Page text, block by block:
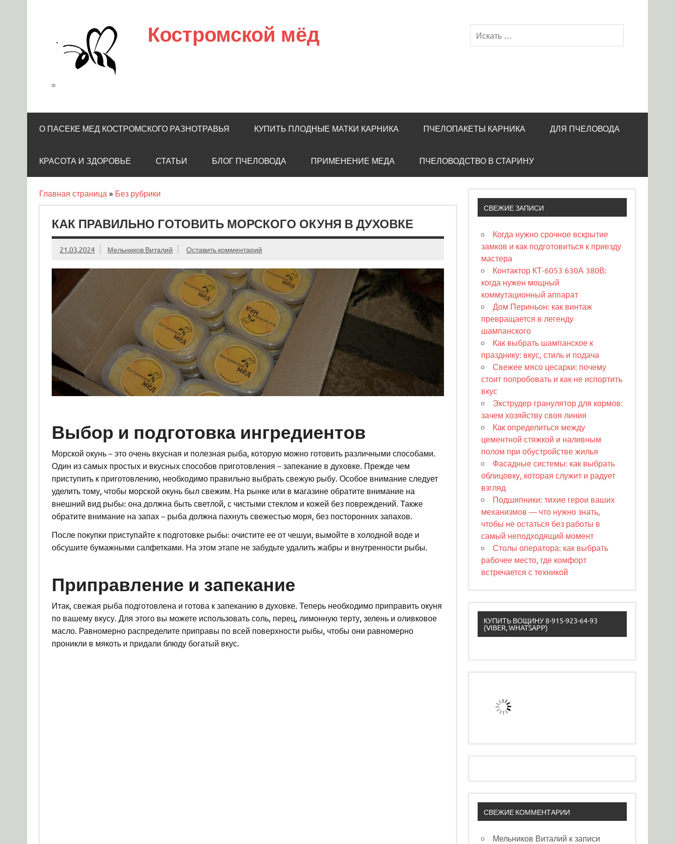
Костромской мёд
=
О ПАСЕКЕ МЕД КОСТРОМСКОГО РАЗНОТРАВЬЯ КУПИТЬ ПЛОДНЫЕ МАТКИ КАРНИКА ПЧЕЛОПАКЕТЫ КАРНИКА ДЛЯ ПЧЕЛОВОДА
КРАСОТА И ЗДОРОВЬЕ СТАТЬИ БЛОГ ПЧЕЛОВОДА ПРИМЕНЕНИЕ МЕДА ПЧЕЛОВОДСТВО В СТАРИНУ
Главная страница » Без рубрики
КАК ПРАВИЛЬНО ГОТОВИТЬ МОРСКОГО ОКУНЯ В ДУХОВКЕ
21.03.2024 Мельников Виталий Оставить комментарий
Выбор и подготовка ингредиентов
Морской окунь – это очень вкусная и полезная рыба, которую можно готовить различными способами.
Один из самых простых и вкусных способов приготовления – запекание в духовке. Прежде чем
приступить к приготовлению, необходимо правильно выбрать свежую рыбу. Особое внимание следует
уделить тому, чтобы морской окунь был свежим. На рынке или в магазине обратите внимание на
внешний вид рыбы: она должна быть светлой, с чистыми стеклом и кожей без повреждений. Также
обратите внимание на запах – рыба должна пахнуть свежестью моря, без посторонних запахов.
После покупки приступайте к подготовке рыбы: очистите ее от чешуи, вымойте в холодной воде и
обсушите бумажными салфетками. На этом этапе не забудьте удалить жабры и внутренности рыбы.
Приправление и запекание
Итак, свежая рыба подготовлена и готова к запеканию в духовке. Теперь необходимо приправить окуня
по вашему вкусу. Для этого вы можете использовать соль, перец, лимонную терту, зелень и оливковое
масло. Равномерно распределите приправы по всей поверхности рыбы, чтобы они равномерно
проникли в мякоть и придали блюду богатый вкус.
СВЕЖИЕ ЗАПИСИ
Когда нужно срочное вскрытие
замков и как подготовиться к приезду
мастера
Контактор КТ-6053 630А 380В:
когда нужен мощный
коммутационный аппарат
Дом Периньон: как винтаж
превращается в легенду
шампанского
Как выбрать шампанское к
празднику: вкус, стиль и подача
Свежее мясо цесарки: почему
стоит попробовать и как не испортить
вкус
Экструдер-гранулятор для кормов:
зачем хозяйству своя линия
Как определиться между
цементной стяжкой и наливным
полом при обустройстве жилья
Фасадные системы: как выбрать
облицовку, которая служит и радует
взгляд
Подшипники: тихие герои ваших
механизмов — что нужно знать,
чтобы не остаться без работы в
самый неподходящий момент
Столы оператора: как выбрать
рабочее место, где комфорт
встречается с техникой
КУПИТЬ ВОЩИНУ 8-915-923-64-93
(VIBER, WHATSAPP)
СВЕЖИЕ КОММЕНТАРИИ
Мельников Виталий к записи